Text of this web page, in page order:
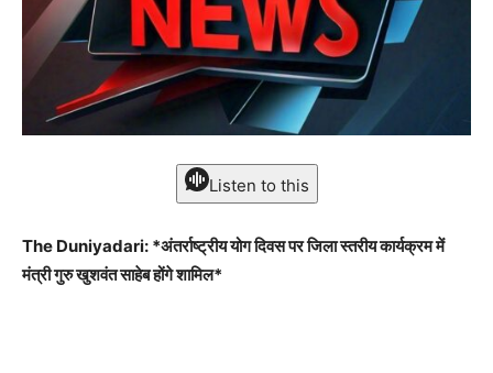
Listen to this
The Duniyadari: *अंतर्राष्ट्रीय योग दिवस पर जिला स्तरीय कार्यक्रम में
मंत्री गुरु खुशवंत साहेब होंगे शामिल*